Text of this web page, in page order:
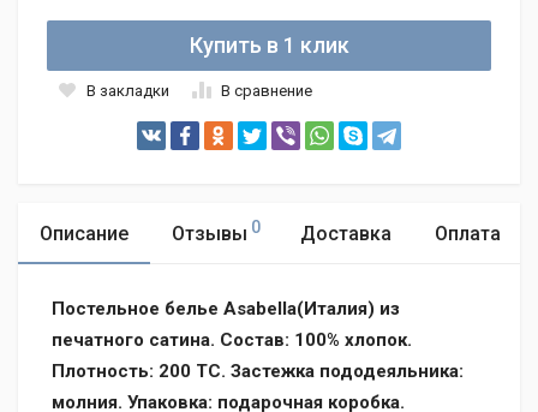
Купить в 1 клик
В закладки В сравнение
Описание Отзывы 0 Доставка Оплата
Постельное белье Asabella(Италия) из
печатного сатина. Состав: 100% хлопок.
Плотность: 200 TC. Застежка пододеяльника:
молния. Упаковка: подарочная коробка.